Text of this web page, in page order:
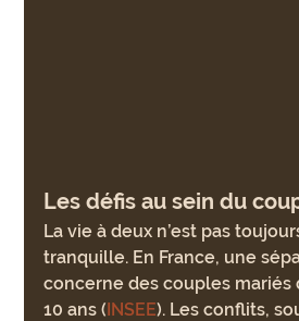
Les défis au sein du
La vie à deux n’est pas
tranquille. En France, une
concerne des couples mariés
10 ans (INSEE). Les conflits,